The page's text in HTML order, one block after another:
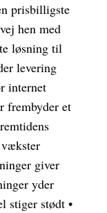
prisbilligste
hen med
løsning til
levering
internet
frembyder et
giver
yder
stiger stødt •